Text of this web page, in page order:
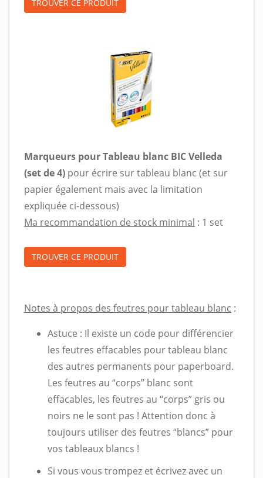
TROUVER CE PRODUIT
Marqueurs pour Tableau blanc BIC Velleda
(set de 4) pour écrire sur tableau blanc (et sur
papier également mais avec la limitation
expliquée ci-dessous)
Ma recommandation de stock minimal : 1 set
TROUVER CE PRODUIT
Notes à propos des feutres pour tableau blanc :
Astuce : Il existe un code pour différencier
les feutres effacables pour tableau blanc
des autres permanents pour paperboard.
Les feutres au “corps” blanc sont
effacables, les feutres au “corps” gris ou
noirs ne le sont pas ! Attention donc à
toujours utiliser des feutres “blancs” pour
vos tableaux blancs !
Si vous vous trompez et écrivez avec un